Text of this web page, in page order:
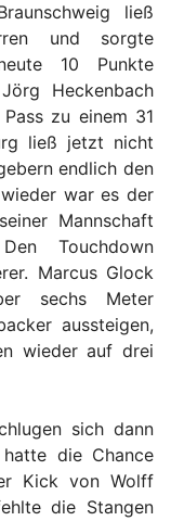
ließ
und sorgte
10 Punkte
Heckenbach
zu einem 31
ließ jetzt nicht
endlich den
war es der
Mannschaft
Touchdown
Marcus Glock
sechs Meter
aussteigen,
wieder auf drei
sich dann
die Chance
Kick von Wolff
die Stangen